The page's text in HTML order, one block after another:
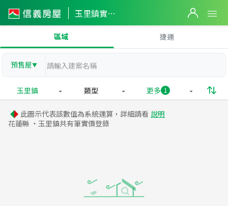
玉里鎮實價登錄
區域 捷運
預售屋▼
玉里鎮 類型 更多 1
此圖示代表該數值為系統運算，詳細請看 說明
花蓮縣 ・玉里鎮共有筆實價登錄